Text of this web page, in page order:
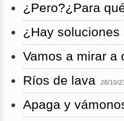
¿Pero?¿Para
¿Hay soluciones
Vamos a mirar a
Ríos de lava 28/10/21
Apaga y